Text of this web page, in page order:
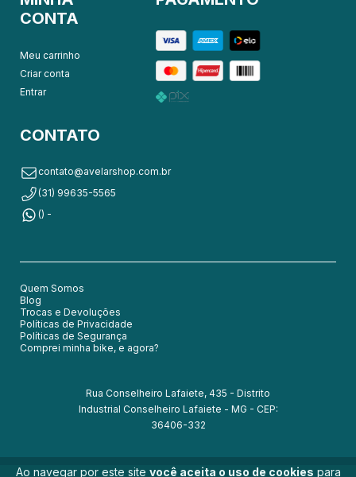
Ao navegar por este site você aceita o uso de cookies para
CONTA
Meu carrinho
Criar conta
Entrar
CONTATO
contato@avelarshop.com.br
(31) 99635-5565
() -
Quem Somos
Blog
Trocas e Devoluções
Políticas de Privacidade
Políticas de Segurança
Comprei minha bike, e agora?
Rua Conselheiro Lafaiete, 435 - Distrito
Industrial Conselheiro Lafaiete - MG - CEP:
36406-332